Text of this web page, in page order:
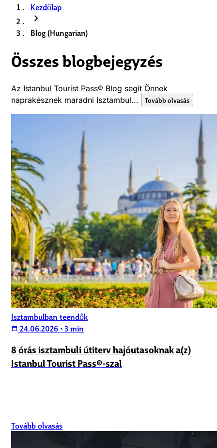
Kezdőlap
chevron_right
Blog (Hungarian)
Összes blogbejegyzés
Az Istanbul Tourist Pass® Blog segít Önnek
naprakésznek maradni Isztambul...
Tovább olvasás
Isztambulban teendők
calendar_today 24.06.2026 • 3 min
8 órás isztambuli útiterv hajóutasoknak a(z)
Istanbul Tourist Pass®-szal
Tovább olvasás